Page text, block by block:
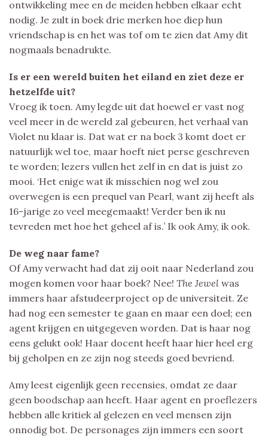
ontwikkeling mee en de meiden hebben elkaar echt
nodig. Je zult in boek drie merken hoe diep hun
vriendschap is en het was tof om te zien dat Amy dit
nogmaals benadrukte.
Is er een wereld buiten het eiland en ziet deze er
hetzelfde uit?
Vroeg ik toen. Amy legde uit dat hoewel er vast nog
veel meer in de wereld zal gebeuren, het verhaal van
Violet nu klaar is. Dat wat er na boek 3 komt doet er
natuurlijk wel toe, maar hoeft niet perse geschreven
te worden; lezers vullen het zelf in en dat is juist zo
mooi. ‘Het enige wat ik misschien nog wel zou
overwegen is een prequel van Pearl, want zij heeft als
16-jarige zo veel meegemaakt! Verder ben ik nu
tevreden met hoe het geheel af is.’ Ik ook Amy, ik ook.
De weg naar fame?
Of Amy verwacht had dat zij ooit naar Nederland zou
mogen komen voor haar boek? Nee! The Jewel was
immers haar afstudeerproject op de universiteit. Ze
had nog een semester te gaan en maar een doel; een
agent krijgen en uitgegeven worden. Dat is haar nog
eens gelukt ook! Haar docent heeft haar hier heel erg
bij geholpen en ze zijn nog steeds goed bevriend.
Amy leest eigenlijk geen recensies, omdat ze daar
geen boodschap aan heeft. Haar agent en proeflezers
hebben alle kritiek al gelezen en veel mensen zijn
onnodig bot. De personages zijn immers een soort